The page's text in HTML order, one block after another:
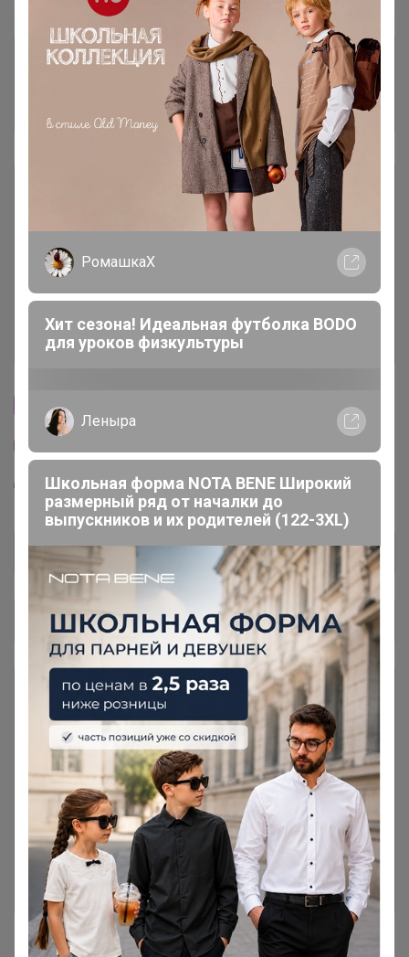
Общий каталог
📢НОВИНКИ❗❗❗
🍷🍷🍷ГЛИНТВЕЙН🍷🍷🍷 14
🧡ТОП-20! Самые покупаемые
лоты!
это то, что нужно всем. Самое большое
количество заказов каждый выкуп, очень
удобно выбрать все в 1 каталоге
28
Комментарии к лотам 14.8K
Отзывы участников 37.5K
Условия участия
Ключевые даты
История проведённых выкупов
Cтраничка организатора
Пристрой организатора Скорость
РомашкаХ
Хит сезона! Идеальная футболка BODO
для уроков физкультуры
Леныра
Школьная форма NOTA BENE Широкий
размерный ряд от началки до
выпускников и их родителей (122-3XL)